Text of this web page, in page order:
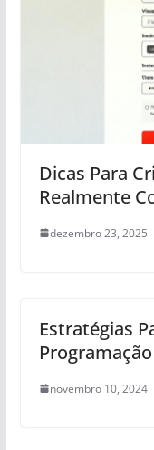
Dicas Para
Realmente
dezembro 23, 2025
Estratégias
novembro 10, 2024